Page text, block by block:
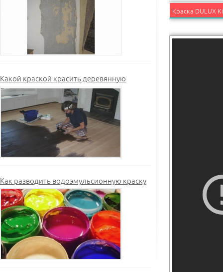
Какой краской красить деревянную
Как разводить водоэмульсионную краску